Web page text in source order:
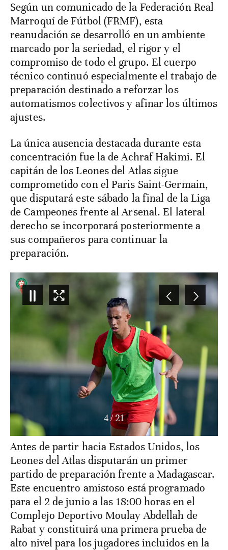
Según un comunicado de la Federación Real
Marroquí de Fútbol (FRMF), esta
reanudación se desarrolló en un ambiente
marcado por la seriedad, el rigor y el
compromiso de todo el grupo. El cuerpo
técnico continuó especialmente el trabajo de
preparación destinado a reforzar los
automatismos colectivos y afinar los últimos
ajustes.
La única ausencia destacada durante esta
concentración fue la de Achraf Hakimi. El
capitán de los Leones del Atlas sigue
comprometido con el Paris Saint-Germain,
que disputará este sábado la final de la Liga
de Campeones frente al Arsenal. El lateral
derecho se incorporará posteriormente a
sus compañeros para continuar la
preparación.
4/21
Antes de partir hacia Estados Unidos, los
Leones del Atlas disputarán un primer
partido de preparación frente a Madagascar.
Este encuentro amistoso está programado
para el 2 de junio a las 18:00 horas en el
Complejo Deportivo Moulay Abdellah de
Rabat y constituirá una primera prueba de
alto nivel para los jugadores incluidos en la